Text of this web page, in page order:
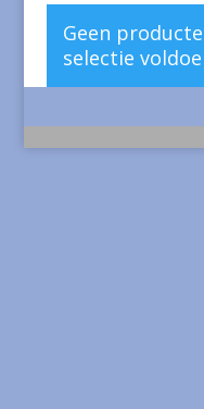
Geen
selectie